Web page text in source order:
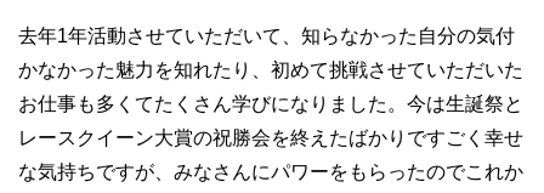
去年1年活動させていただいて、知らなかった自分の気付
かなかった魅力を知れたり、初めて挑戦させていただいた
お仕事も多くてたくさん学びになりました。今は生誕祭と
レースクイーン大賞の祝勝会を終えたばかりですごく幸せ
な気持ちですが、みなさんにパワーをもらったのでこれか